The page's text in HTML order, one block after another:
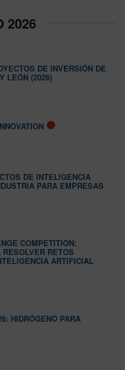
2026
DE INVERSIÓN DE
LEÓN (2026)
DE INTELIGENCIA
PARA EMPRESAS
COMPETITION:
RETOS
ARTIFICIAL
HIDRÓGENO PARA